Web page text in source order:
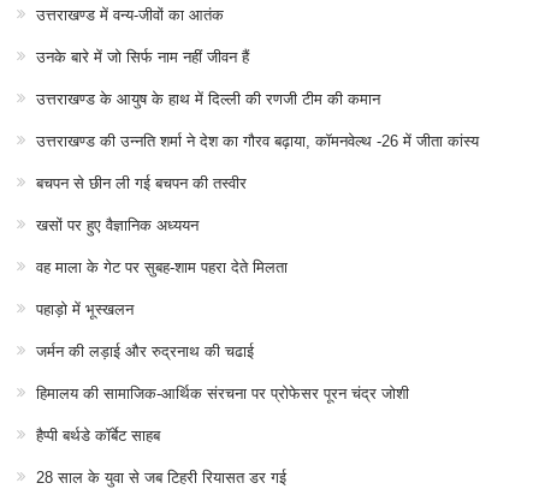
उत्तराखण्ड में वन्य-जीवों का आतंक
उनके बारे में जो सिर्फ नाम नहीं जीवन हैं
उत्तराखण्ड के आयुष के हाथ में दिल्ली की रणजी टीम की कमान
उत्तराखण्ड की उन्नति शर्मा ने देश का गौरव बढ़ाया, कॉमनवेल्थ -26 में जीता कांस्य
बचपन से छीन ली गई बचपन की तस्वीर
खसों पर हुए वैज्ञानिक अध्ययन
वह माला के गेट पर सुबह-शाम पहरा देते मिलता
पहाड़ो में भूस्खलन
जर्मन की लड़ाई और रुद्रनाथ की चढाई
हिमालय की सामाजिक-आर्थिक संरचना पर प्रोफेसर पूरन चंद्र जोशी
हैप्पी बर्थडे कॉर्बेट साहब
28 साल के युवा से जब टिहरी रियासत डर गई